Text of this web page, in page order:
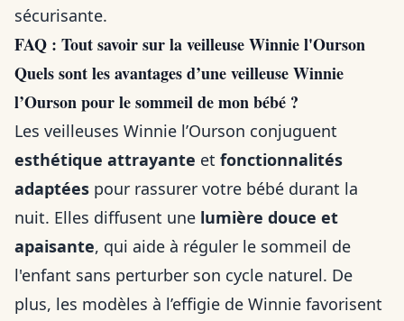
sécurisante.
FAQ : Tout savoir sur la veilleuse Winnie l'Ourson
Quels sont les avantages d’une veilleuse Winnie
l’Ourson pour le sommeil de mon bébé ?
Les veilleuses Winnie l’Ourson conjuguent
esthétique attrayante et fonctionnalités
adaptées pour rassurer votre bébé durant la
nuit. Elles diffusent une lumière douce et
apaisante, qui aide à réguler le sommeil de
l'enfant sans perturber son cycle naturel. De
plus, les modèles à l’effigie de Winnie favorisent